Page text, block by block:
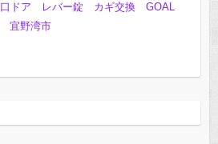
口ドア レバー錠 カギ交換 GOAL
宜野湾市